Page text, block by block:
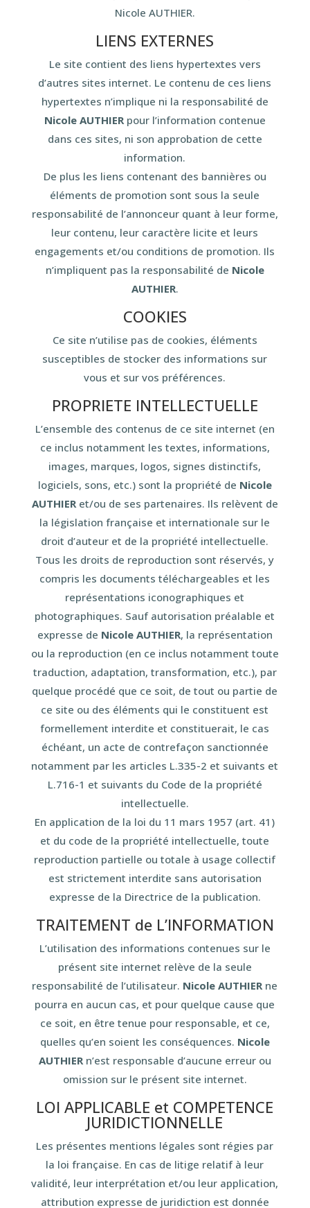
Nicole AUTHIER.
LIENS EXTERNES
Le site contient des liens hypertextes vers
d’autres sites internet. Le contenu de ces liens
hypertextes n’implique ni la responsabilité de
Nicole AUTHIER pour l’information contenue
dans ces sites, ni son approbation de cette
information.
De plus les liens contenant des bannières ou
éléments de promotion sont sous la seule
responsabilité de l’annonceur quant à leur forme,
leur contenu, leur caractère licite et leurs
engagements et/ou conditions de promotion. Ils
n’impliquent pas la responsabilité de Nicole
AUTHIER.
COOKIES
Ce site n’utilise pas de cookies, éléments
susceptibles de stocker des informations sur
vous et sur vos préférences.
PROPRIETE INTELLECTUELLE
L’ensemble des contenus de ce site internet (en
ce inclus notamment les textes, informations,
images, marques, logos, signes distinctifs,
logiciels, sons, etc.) sont la propriété de Nicole
AUTHIERet/ou de ses partenaires. Ils relèvent de
la législation française et internationale sur le
droit d’auteur et de la propriété intellectuelle.
Tous les droits de reproduction sont réservés, y
compris les documents téléchargeables et les
représentations iconographiques et
photographiques. Sauf autorisation préalable et
expresse de Nicole AUTHIER, la représentation
ou la reproduction (en ce inclus notamment toute
traduction, adaptation, transformation, etc.), par
quelque procédé que ce soit, de tout ou partie de
ce site ou des éléments qui le constituent est
formellement interdite et constituerait, le cas
échéant, un acte de contrefaçon sanctionnée
notamment par les articles L.335-2 et suivants et
L.716-1 et suivants du Code de la propriété
intellectuelle.
En application de la loi du 11 mars 1957 (art. 41)
et du code de la propriété intellectuelle, toute
reproduction partielle ou totale à usage collectif
est strictement interdite sans autorisation
expresse de la Directrice de la publication.
TRAITEMENT de L’INFORMATION
L’utilisation des informations contenues sur le
présent site internet relève de la seule
responsabilité de l’utilisateur. Nicole AUTHIERne
pourra en aucun cas, et pour quelque cause que
ce soit, en être tenue pour responsable, et ce,
quelles qu’en soient les conséquences. Nicole
AUTHIERn’est responsable d’aucune erreur ou
omission sur le présent site internet.
LOI APPLICABLE et COMPETENCE
JURIDICTIONNELLE
Les présentes mentions légales sont régies par
la loi française. En cas de litige relatif à leur
validité, leur interprétation et/ou leur application,
attribution expresse de juridiction est donnée